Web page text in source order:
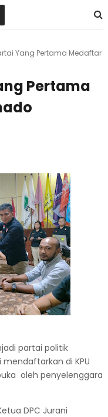
Yang Pertama Medaftar
Pertama
partai politik
di KPU
oleh penyelenggara
DPC Jurani